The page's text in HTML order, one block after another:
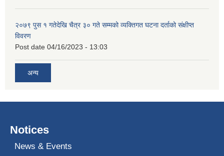
२०७९ पुस १ गतेदेखि चैत्र ३० गते सम्मको व्यक्तिगत घटना दर्ताको संक्षीप्त
विवरण
Post date 04/16/2023 - 13:03
अन्य
Notices
News & Events